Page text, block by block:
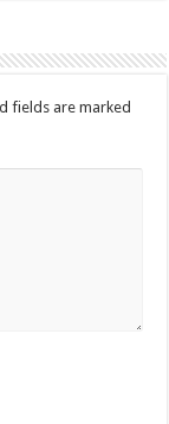
fields are marked